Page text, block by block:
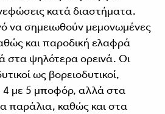
κατά διαστήματα.
να σημειωθούν μεμονωμένες
και παροδική ελαφρά
στα ψηλότερα ορεινά. Οι
ως βορειοδυτικοί,
4 με 5 μποφόρ, αλλά στα
παράλια, καθώς και στα